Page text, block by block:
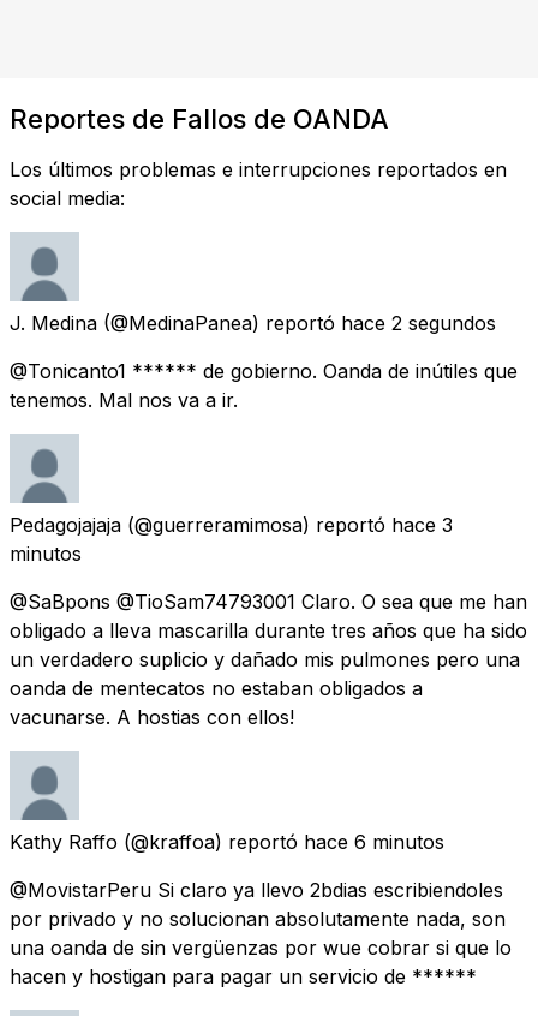
Reportes de Fallos de OANDA
Los últimos problemas e interrupciones reportados en
social media:
J. Medina (@MedinaPanea) reportó hace 2 segundos
@Tonicanto1 ****** de gobierno. Oanda de inútiles que
tenemos. Mal nos va a ir.
Pedagojajaja (@guerreramimosa) reportó hace 3
minutos
@SaBpons @TioSam74793001 Claro. O sea que me han
obligado a lleva mascarilla durante tres años que ha sido
un verdadero suplicio y dañado mis pulmones pero una
oanda de mentecatos no estaban obligados a
vacunarse. A hostias con ellos!
Kathy Raffo (@kraffoa) reportó hace 6 minutos
@MovistarPeru Si claro ya llevo 2bdias escribiendoles
por privado y no solucionan absolutamente nada, son
una oanda de sin vergüenzas por wue cobrar si que lo
hacen y hostigan para pagar un servicio de ******